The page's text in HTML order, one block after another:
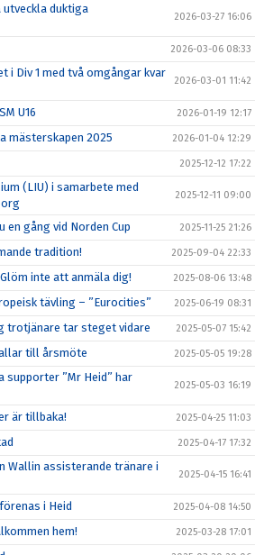
utveckla duktiga
2026-03-27 16:06
2026-03-06 08:33
i Div 1 med två omgångar kvar
2026-03-01 11:42
U16 2026-01-19 12:17
mästerskapen 2025 2026-01-04 12:29
2025-12-12 17:22
(LIU) i samarbete med
2025-12-11 09:00
en gång vid Norden Cup 2025-11-25 21:26
tradition! 2025-09-04 22:33
inte att anmäla dig! 2025-08-06 13:48
tävling – ”Eurocities” 2025-06-19 08:31
trotjänare tar steget vidare 2025-05-07 15:42
till årsmöte 2025-05-05 19:28
supporter ”Mr Heid” har
2025-05-03 16:19
är tillbaka! 2025-04-25 11:03
2025-04-17 17:32
Wallin assisterande tränare i
2025-04-15 16:41
i Heid 2025-04-08 14:50
hem! 2025-03-28 17:01